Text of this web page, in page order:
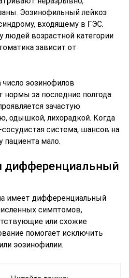
Эозинофильный лейкоз
входящему в ГЭС.
людей возрастной категории
зависит от
число эозинофилов
нормы за последние полгода.
зачастую
одышкой, лихорадкой. Когда
система, шансов на
пациента мало.
дифференциальный
имеет дифференциальный
симптомов,
или схожие
помогает исключить
эозинофилии.